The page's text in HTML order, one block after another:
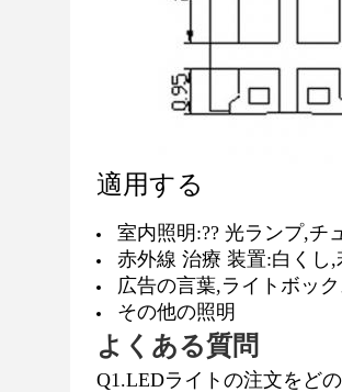
適用する
室内照明:?? 光ランプ,チ
赤外線 治療 装置:白くし
広告の言葉,ライトボッ
その他の照明
よくある質問
Q1.LEDライトの注文をど